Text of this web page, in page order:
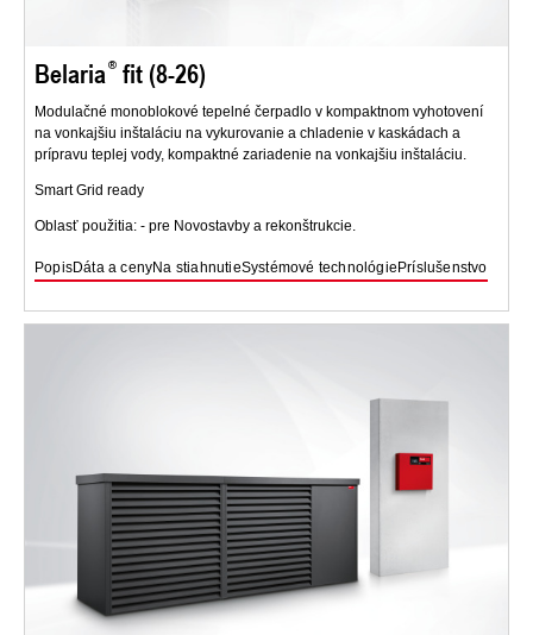
Belaria fit (8-26)
Modulačné monoblokové tepelné čerpadlo v kompaktnom vyhotovení
na vonkajšiu inštaláciu na vykurovanie a chladenie v kaskádach a
prípravu teplej vody, kompaktné zariadenie na vonkajšiu inštaláciu.
Smart Grid ready
Oblasť použitia: - pre Novostavby a rekonštrukcie.
PopisDáta a cenyNa stiahnutieSystémové technológie Príslušenstvo